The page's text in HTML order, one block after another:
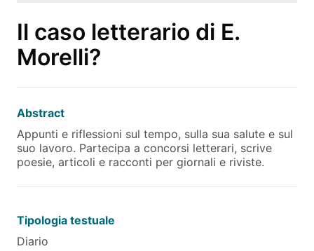
Il caso letterario di E.
Morelli?
Abstract
Appunti e riflessioni sul tempo, sulla sua salute e sul
suo lavoro. Partecipa a concorsi letterari, scrive
poesie, articoli e racconti per giornali e riviste.
Tipologia testuale
Diario